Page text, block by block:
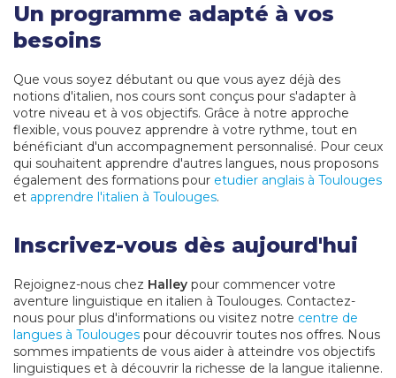
Un programme adapté à vos
besoins
Que vous soyez débutant ou que vous ayez déjà des
notions d'italien, nos cours sont conçus pour s'adapter à
votre niveau et à vos objectifs. Grâce à notre approche
flexible, vous pouvez apprendre à votre rythme, tout en
bénéficiant d'un accompagnement personnalisé. Pour ceux
qui souhaitent apprendre d'autres langues, nous proposons
également des formations pour etudier anglais à Toulouges
et apprendre l'italien à Toulouges.
Inscrivez-vous dès aujourd'hui
Rejoignez-nous chez Halley pour commencer votre
aventure linguistique en italien à Toulouges. Contactez-
nous pour plus d'informations ou visitez notre centre de
langues à Toulouges pour découvrir toutes nos offres. Nous
sommes impatients de vous aider à atteindre vos objectifs
linguistiques et à découvrir la richesse de la langue italienne.